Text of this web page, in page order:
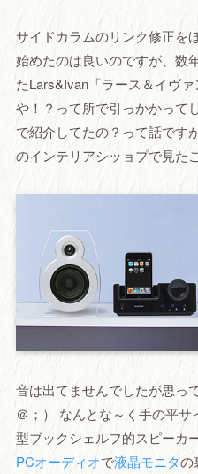
サイドカラムのリンク修正を
始めたのは良いのですが、数
たLars&Ivan「ラース＆イヴ
や！？って所で引っかかって
で紹介してたの？って話です
のインテリアシッョプで見た
音は出てませんでしたが思っ
＠；） なんとな～く手の平
型ブックシェルフ的スピーカ
PCオーディオで液晶モニタの